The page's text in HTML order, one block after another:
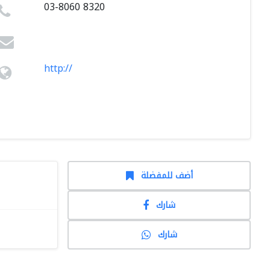
03-8060 8320
http://
أضف للمفضلة
شارك
شارك